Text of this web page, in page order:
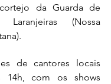
da Guarda de
(Nossa
de cantores locais
com os shows